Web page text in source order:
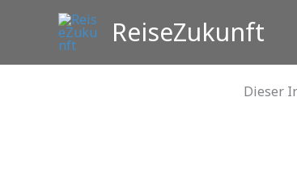
ReiseZukunft
Dieser